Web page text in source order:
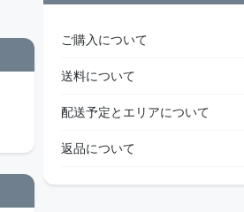
ご購入について
送料について
配送予定とエリアについて
返品について